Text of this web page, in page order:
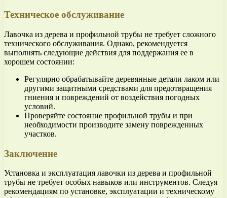
Техническое обслуживание
Лавочка из дерева и профильной трубы не требует сложного
технического обслуживания. Однако, рекомендуется
выполнять следующие действия для поддержания ее в
хорошем состоянии:
Регулярно обрабатывайте деревянные детали лаком или
другими защитными средствами для предотвращения
гниения и повреждений от воздействия погодных
условий.
Проверяйте состояние профильной трубы и при
необходимости производите замену поврежденных
участков.
Заключение
Установка и эксплуатация лавочки из дерева и профильной
трубы не требует особых навыков или инструментов. Следуя
рекомендациям по установке, эксплуатации и техническому